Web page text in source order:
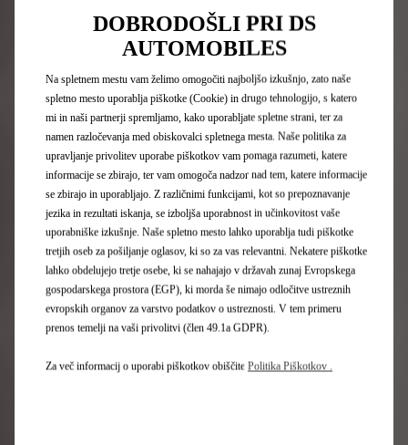
DOBRODOŠLI PRI DS
AUTOMOBILES
Na spletnem mestu vam želimo omogočiti najboljšo izkušnjo, zato naše
spletno mesto uporablja piškotke (Cookie) in drugo tehnologijo, s katero
mi in naši partnerji spremljamo, kako uporabljate spletne strani, ter za
namen razločevanja med obiskovalci spletnega mesta. Naše politika za
upravljanje privolitev uporabe piškotkov vam pomaga razumeti, katere
informacije se zbirajo, ter vam omogoča nadzor nad tem, katere informacije
se zbirajo in uporabljajo. Z različnimi funkcijami, kot so prepoznavanje
jezika in rezultati iskanja, se izboljša uporabnost in učinkovitost vaše
uporabniške izkušnje. Naše spletno mesto lahko uporablja tudi piškotke
tretjih oseb za pošiljanje oglasov, ki so za vas relevantni. Nekatere piškotke
lahko obdelujejo tretje osebe, ki se nahajajo v državah zunaj Evropskega
gospodarskega prostora (EGP), ki morda še nimajo odločitve ustreznih
evropskih organov za varstvo podatkov o ustreznosti. V tem primeru
prenos temelji na vaši privolitvi (člen 49.1a GDPR).
Za več informacij o uporabi piškotkov obiščite Politika Piškotkov .